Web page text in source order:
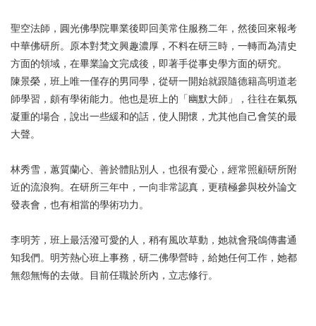
聖空法師 ，圓光佛學院畢業後即回美常住服務二年，然後回來報考
中華佛研所。原本對梵文興趣濃厚，不料在研三時，一轉而為清史
方面的領域，在畢業論文完成後，即著手從事史學方面的研究。
陳景榮 ，班上唯一僅存的男同學，從研一開始就跟隨德籍高明道老
師學習，頗有學術能力。他也是班上的「幽默大師」，往往在氣氛
凝重的場合，說出一些緩和的話，使人開懷，尤其他自己會笑的最
大聲。
林秀雪 ，蕙質蘭心、善於體貼別人，也很有愛心，經常照顧研所附
近的流浪狗。在研所三年中，一向非常認真，更積極參與校外論文
發表會，也有相當的學術功力。
李明芳 ，班上最活潑可愛的人，稍有風吹草動，她就會飛鴿傳書通
知我們。明芳熱心班上事務，研二佛學營時，給她任何工作，她都
無怨無悔的去做。目前任職於所內，立志修行。